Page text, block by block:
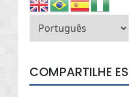
COMPARTILHE